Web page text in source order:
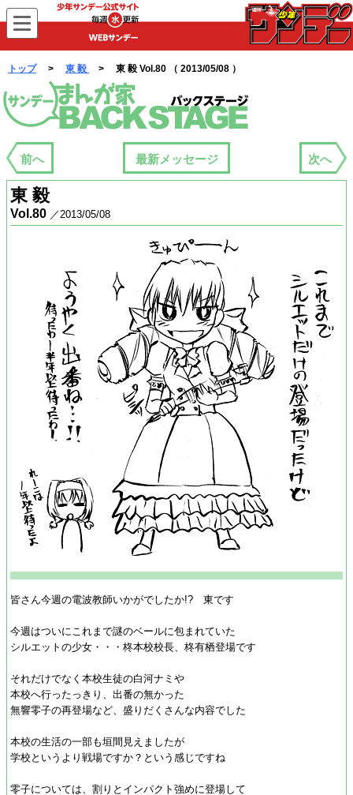
WEBサンデー
トップ> 東 毅 > 東 毅 Vol.80 （ 2013/05/08 ）
まんが家バックステージ
前へ 最新メッセージ 次へ
東 毅
Vol.80 ／2013/05/08
皆さん今週の電波教師いかがでしたか!? 東です
今週はついにこれまで謎のベールに包まれていた
シルエットの少女・・・柊本校校長、柊有栖登場です
それだけでなく本校生徒の白河ナミや
本校へ行ったっきり、出番の無かった
無響零子の再登場など、盛りだくさんな内容でした
本校の生活の一部も垣間見えましたが
学校というより戦場ですか？という感じですね
零子については、割りとインパクト強めに登場して